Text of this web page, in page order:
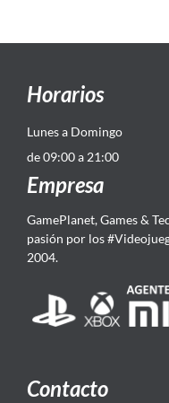
Horarios
Lunes a Domingo
de 09:00 a 21:00
Empresa
GamePlanet, Games &
pasión por los
2004.
Contacto